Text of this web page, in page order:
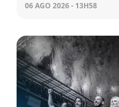
06 AGO 2026 - 13H58